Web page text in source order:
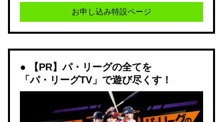
お申し込み特設ページ
【PR】パ・リーグの全てを
「パ・リーグTV」で遊び尽くす！